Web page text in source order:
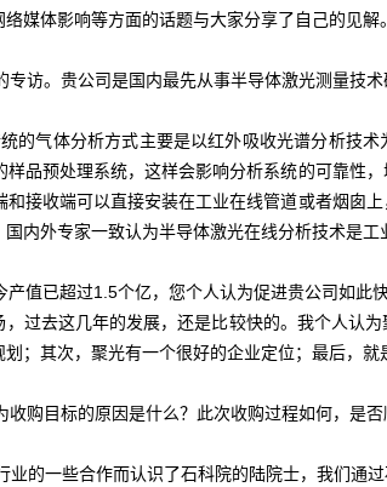
媒体影响等方面的话题与大家分享了自己的见解。
。贵公司是国内最先从事半导体激光测量技术
气体分析方式主要是以红外吸收光谱分析技术
品预处理系统，这样会影响分析系统的可靠性
接收端可以直接安装在工业在线管道或者烟囱
内外专家一致认为半导体激光在线分析技术是工
已超过1.5个亿，您个人认为促进贵公司如此快
去这几年的发展，还是比较快的。我个人认为
；其次，聚光有一个很好的企业定位；最后，就
目标的原因是什么？此次收购过程如何，是否
一些合作而认识了石科院的陆院士，我们通过